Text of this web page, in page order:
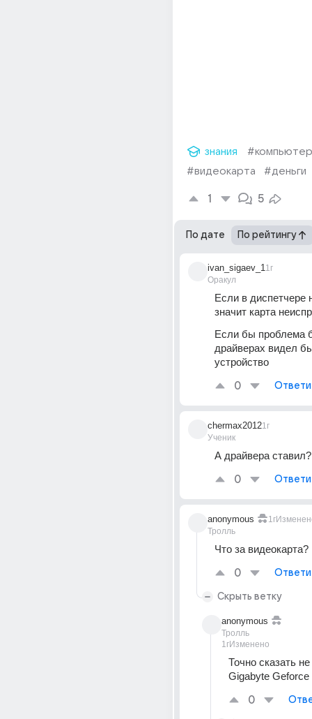
знания
#компьютер
#видеокарта
#деньги
1 5
По дате По рейтингу
ivan_sigaev_1
Оракул
1г
Если в диспетчере
значит карта
Если бы проблема
драйверах видел
устройство
0
chermax2012
Ученик
1г
А драйвера ставил?
0
anonymous
Тролль
1г
Что за видеокарта?
0
Скрыть ветку
anonymous
Тролль
1гИзменено
Точно сказать не
Gigabyte
0